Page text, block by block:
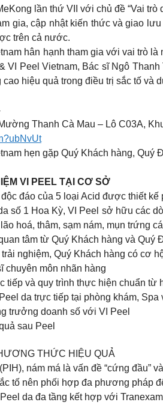
lần thứ VII với chủ đề “Vai
gia, cập nhật kiến thức và giao
trên cả nước.
hân hạnh tham gia với vai trò
VI Peel Vietnam, Bác sĩ Ngô
hiệu quả trong điều trị sắc tố và
Thanh Cà Mau – Lô C03A,
hẹn gặp Quý Khách hàng, Quý
VI PEEL TẠI CƠ SỞ
đáo của 5 loại Acid được thiết
số 1 Hoa Kỳ, VI Peel sở hữu các
hoá, thâm, sạm nám, mụn trứng
tâm từ Quý Khách hàng và Quý
nghiệm, Quý Khách hàng có cơ
chuyên môn nhãn hàng
tiếp và quy trình thực hiện chuẩn từ
da trực tiếp tại phòng khám, Spa
trưởng doanh số với VI Peel
sau Peel
THỨC HIỆU QUẢ
nám má là vấn đề “cứng đầu”
tố nên phối hợp đa phương pháp
da đa tầng kết hợp với